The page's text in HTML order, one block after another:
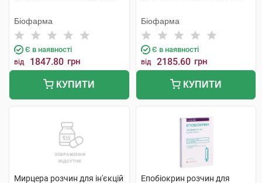
Біофарма
Є в наявності
від 1847.80 грн
КУПИТИ
Біофарма
Є в наявності
від 2185.60 грн
КУПИТИ
Мирцера розчин для ін'єкцій
Епобіокрин розчин для